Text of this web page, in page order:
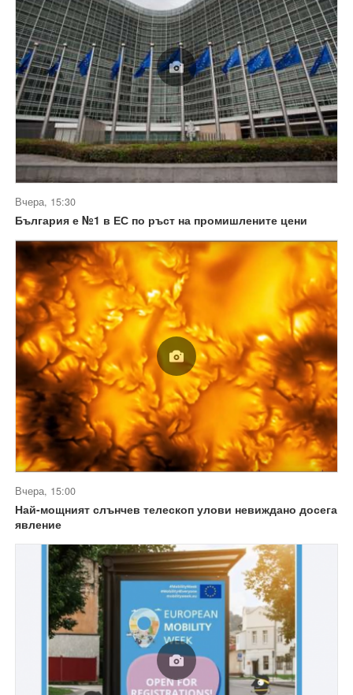
Вчера, 15:30
България е №1 в ЕС по ръст на промишлените цени
Вчера, 15:00
Най-мощният слънчев телескоп улови невиждано досега
явление